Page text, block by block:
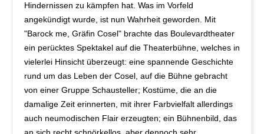
Hindernissen zu kämpfen hat. Was im Vorfeld
angekündigt wurde, ist nun Wahrheit geworden. Mit
"Barock me, Gräfin Cosel" brachte das Boulevardtheater
ein perücktes Spektakel auf die Theaterbühne, welches in
vielerlei Hinsicht überzeugt: eine spannende Geschichte
rund um das Leben der Cosel, auf die Bühne gebracht
von einer Gruppe Schausteller; Kostüme, die an die
damalige Zeit erinnerten, mit ihrer Farbvielfalt allerdings
auch neumodischen Flair erzeugten; ein Bühnenbild, das